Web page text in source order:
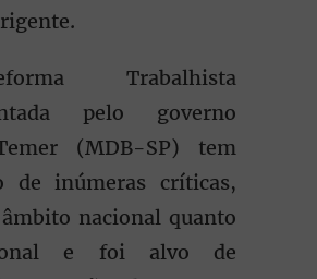
Trabalhista
pelo governo
(MDB-SP) tem
de inúmeras críticas,
nacional quanto
e foi alvo de